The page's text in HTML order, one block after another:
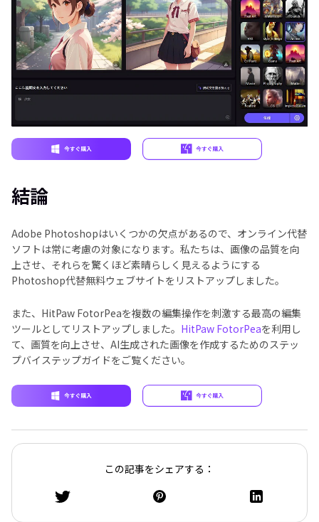
結論
Adobe Photoshopはいくつかの欠点があるので、オンライン代替
ソフトは常に考慮の対象になります。私たちは、画像の品質を向
上させ、それらを驚くほど素晴らしく見えるようにする
Photoshop代替無料ウェブサイトをリストアップしました。
また、HitPaw FotorPeaを複数の編集操作を刺激する最高の編集
ツールとしてリストアップしました。 HitPaw FotorPeaを利用し
て、画質を向上させ、AI生成された画像を作成するためのステッ
プバイステップガイドをご覧ください。
この記事をシェアする：